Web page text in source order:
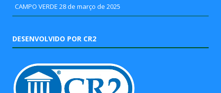
CAMPO VERDE 28 de março de 2025
DESENVOLVIDO POR CR2